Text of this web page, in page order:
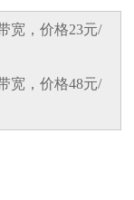
宽，价格23元/
宽，价格48元/